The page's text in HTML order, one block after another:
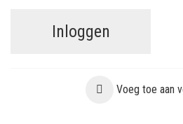
Inloggen
Voeg toe aan